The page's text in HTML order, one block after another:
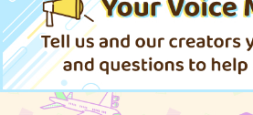
私の中の私
グランブルーファンタジー
サンプル
カート